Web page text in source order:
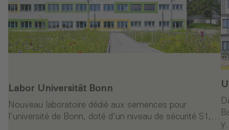
Labor Universität Bonn
Nouveau laboratoire dédié aux semences pour
l'université de Bonn, doté d'un niveau de sécurité S1,…